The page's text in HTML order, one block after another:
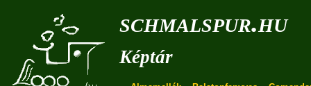
schmalspur.hu
Képtár